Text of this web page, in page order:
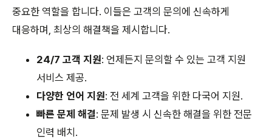
중요한 역할을 합니다. 이들은 고객의 문의에 신속하게
대응하며, 최상의 해결책을 제시합니다.
24/7 고객 지원: 언제든지 문의할 수 있는 고객 지원
서비스 제공.
다양한 언어 지원: 전 세계 고객을 위한 다국어 지원.
빠른 문제 해결: 문제 발생 시 신속한 해결을 위한 전문
인력 배치.